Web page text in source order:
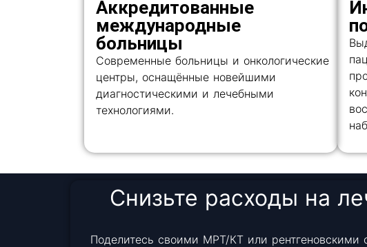
Аккредитованные
международные
больницы
Современные больницы и онкологические
центры, оснащённые новейшими
диагностическими и лечебными
технологиями.
Снизьте расходы на
Поделитесь своими МРТ/КТ или